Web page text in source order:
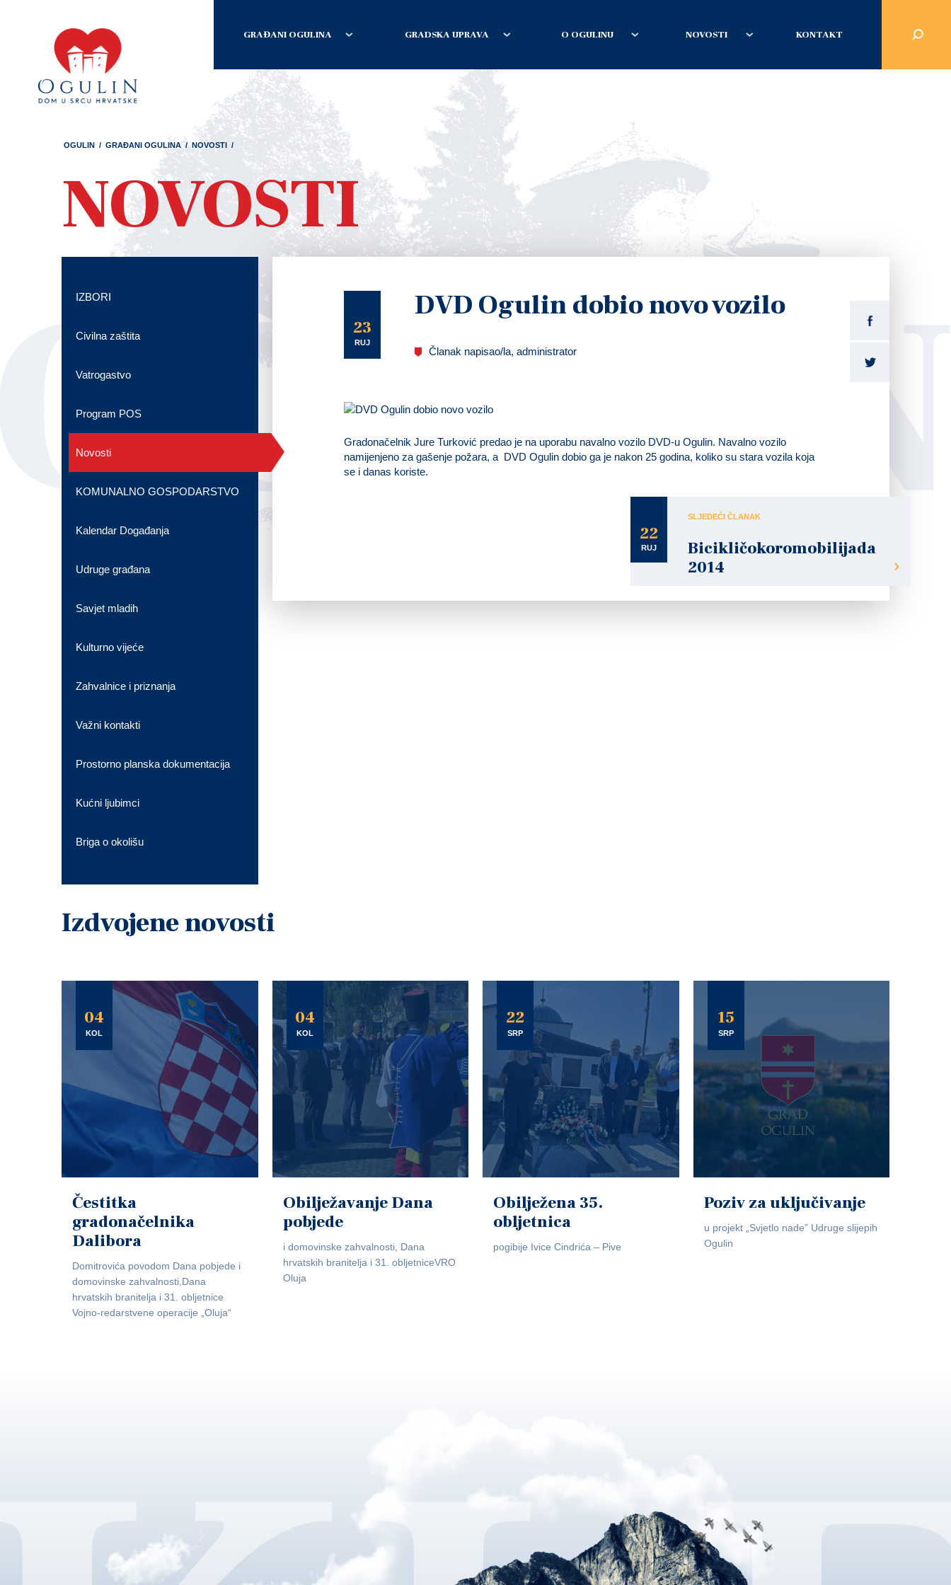
GRAĐANI OGULINA GRADSKA UPRAVA O OGULINU NOVOSTI KONTAKT
OGULIN / GRAĐANI OGULINA / NOVOSTI /
NOVOSTI
23
RUJ
DVD Ogulin dobio novo vozilo
Članak napisao/la, administrator
Gradonačelnik Jure Turković predao je na uporabu navalno vozilo DVD-u Ogulin. Navalno vozilo
namijenjeno za gašenje požara, a DVD Ogulin dobio ga je nakon 25 godina, koliko su stara vozila koja
se i danas koriste.
22
RUJ
SLJEDEĆI ČLANAK
Bicikličokoromobilijada
2014
IZBORI
Civilna zaštita
Vatrogastvo
Program POS
Novosti
KOMUNALNO GOSPODARSTVO
Kalendar Događanja
Udruge građana
Savjet mladih
Kulturno vijeće
Zahvalnice i priznanja
Važni kontakti
Prostorno planska dokumentacija
Kućni ljubimci
Briga o okolišu
Izdvojene novosti
04
KOL
Čestitka
gradonačelnika
Dalibora
Domitrovića povodom Dana pobjede i
domovinske zahvalnosti,Dana
hrvatskih branitelja i 31. obljetnice
Vojno-redarstvene operacije „Oluja“
04
KOL
Obilježavanje Dana
pobjede
i domovinske zahvalnosti, Dana
hrvatskih branitelja i 31. obljetniceVRO
Oluja
22
SRP
Obilježena 35.
obljetnica
pogibije Ivice Cindrića – Pive
15
SRP
Poziv za uključivanje
u projekt „Svjetlo nade” Udruge slijepih
Ogulin